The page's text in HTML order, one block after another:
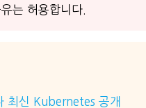
는 허용합니다.
최신 Kubernetes 공개